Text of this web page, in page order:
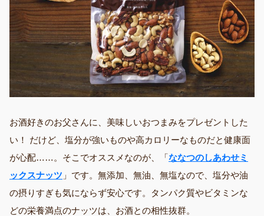
お酒好きのお父さんに、美味しいおつまみをプレゼントした
い！ だけど、塩分が強いものや高カロリーなものだと健康面
が心配……。そこでオススメなのが、「ななつのしあわせミ
ックスナッツ 」です。無添加、無油、無塩なので、塩分や油
の摂りすぎも気にならず安心です。タンパク質やビタミンな
どの栄養満点のナッツは、お酒との相性抜群。